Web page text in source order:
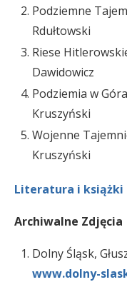
Podziemne
Rdułtowski
Riese
Dawidowicz
Podziemia w
Kruszyński
Wojenne
Kruszyński
Literatura i książki
Archiwalne Zdjęcia
Dolny Śląsk,
www.dolny-